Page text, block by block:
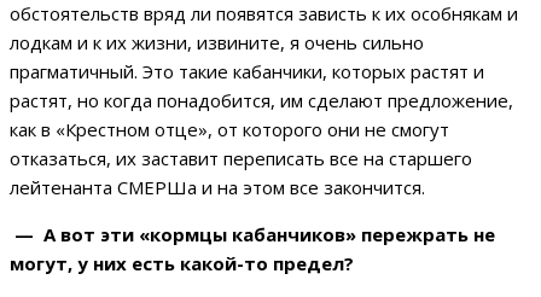
обстоятельств вряд ли появятся зависть к их особнякам и
лодкам и к их жизни, извините, я очень сильно
прагматичный. Это такие кабанчики, которых растят и
растят, но когда понадобится, им сделают предложение,
как в «Крестном отце», от которого они не смогут
отказаться, их заставит переписать все на старшего
лейтенанта СМЕРШа и на этом все закончится.
— А вот эти «кормцы кабанчиков» пережрать не
могут, у них есть какой-то предел?